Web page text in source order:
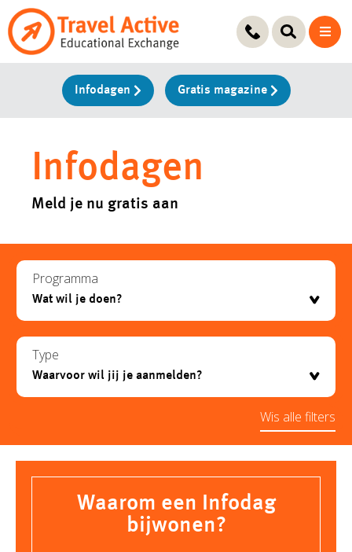
Ga
naar
Infodagen Gratis magazine
Infodagen
Meld je nu gratis aan
Programma
Type
Wis alle filters
Waarom een Infodag
bijwonen?